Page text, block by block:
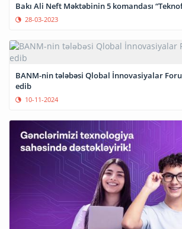
Bakı Ali Neft Məktəbinin 5
28-03-2023
BANM-nin tələbəsi Qlobal İnnovasiyalar
edib
10-11-2024